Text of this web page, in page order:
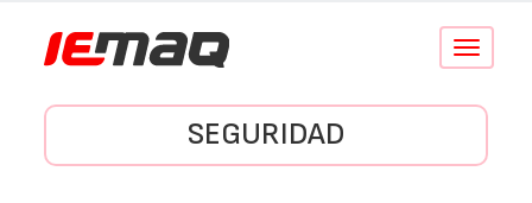
Conmutar
SEGURIDAD